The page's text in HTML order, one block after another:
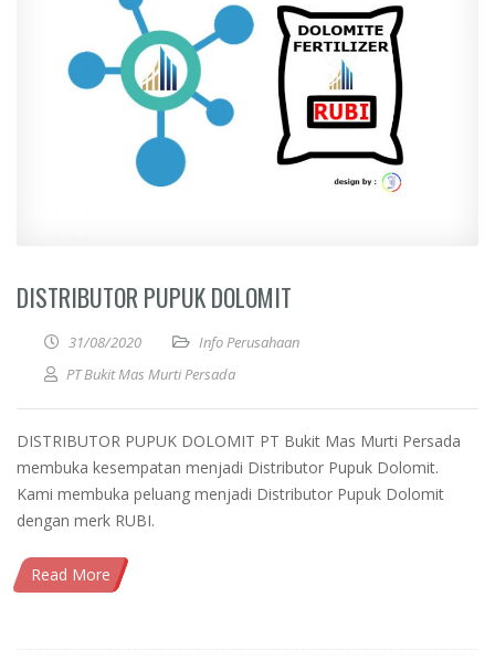
DISTRIBUTOR PUPUK DOLOMIT
31/08/2020
Info Perusahaan
PT Bukit Mas Murti Persada
DISTRIBUTOR PUPUK DOLOMIT PT Bukit Mas Murti Persada
membuka kesempatan menjadi Distributor Pupuk Dolomit.
Kami membuka peluang menjadi Distributor Pupuk Dolomit
dengan merk RUBI.
Read More